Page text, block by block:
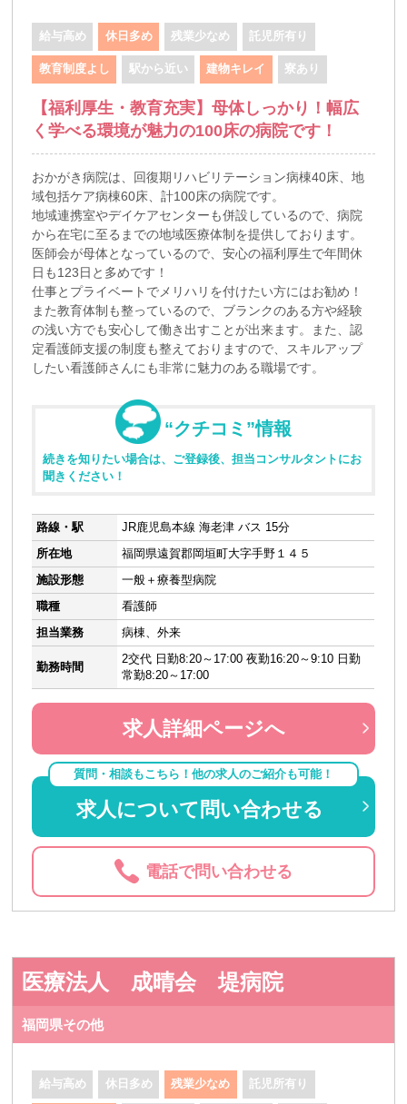
給与高め 休日多め 残業少なめ 託児所有り
教育制度よし 駅から近い 建物キレイ 寮あり
【福利厚生・教育充実】母体しっかり！幅広
く学べる環境が魅力の100床の病院です！
おかがき病院は、回復期リハビリテーション病棟40床、地
域包括ケア病棟60床、計100床の病院です。
地域連携室やデイケアセンターも併設しているので、病院
から在宅に至るまでの地域医療体制を提供しております。
医師会が母体となっているので、安心の福利厚生で年間休
日も123日と多めです！
仕事とプライベートでメリハリを付けたい方にはお勧め！
また教育体制も整っているので、ブランクのある方や経験
の浅い方でも安心して働き出すことが出来ます。また、認
定看護師支援の制度も整えておりますので、スキルアップ
したい看護師さんにも非常に魅力のある職場です。
“クチコミ”情報
続きを知りたい場合は、ご登録後、担当コンサルタントにお
聞きください！
路線・駅
JR鹿児島本線 海老津 バス 15分
所在地
福岡県遠賀郡岡垣町大字手野１４５
施設形態
一般＋療養型病院
職種
看護師
担当業務
病棟、外来
勤務時間
2交代 日勤8:20～17:00 夜勤16:20～9:10 日勤
常勤8:20～17:00
求人詳細ページへ
質問・相談もこちら！他の求人のご紹介も可能！
求人について問い合わせる
電話で問い合わせる
医療法人 成晴会 堤病院
福岡県その他
給与高め 休日多め 残業少なめ 託児所有り